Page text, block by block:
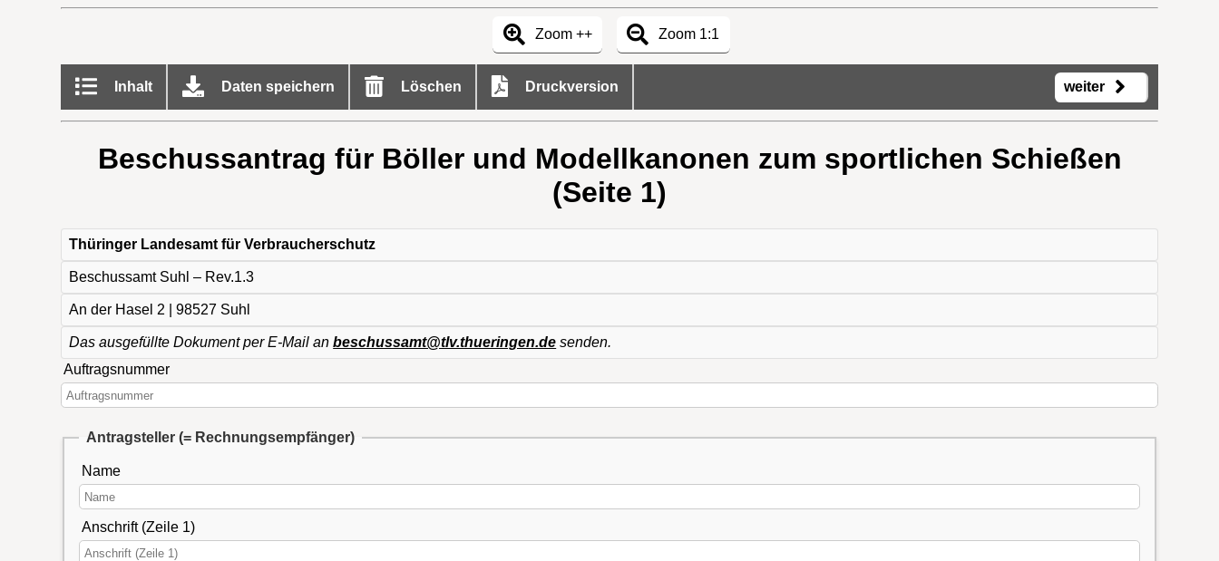
Zoom ++ Zoom 1:1
Inhalt Daten speichern Löschen Druckversion weiter
Beschussantrag für Böller und Modellkanonen zum sportlichen Schießen
(Seite 1)
Thüringer Landesamt für Verbraucherschutz
Beschussamt Suhl – Rev.1.3
An der Hasel 2 | 98527 Suhl
Das ausgefüllte Dokument per E-Mail anbeschussamt@tlv.thueringen.de senden.
Auftragsnummer
Antragsteller(= Rechnungsempfänger)
Name
Anschrift (Zeile 1)